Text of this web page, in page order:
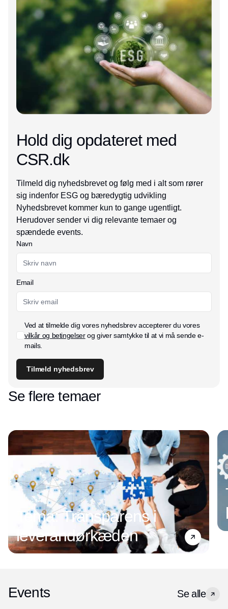
Hold dig opdateret med
CSR.dk
Tilmeld dig nyhedsbrevet og følg med i alt som rører
sig indenfor ESG og bæredygtig udvikling
Nyhedsbrevet kommer kun to gange ugentligt.
Herudover sender vi dig relevante temaer og
spændede events.
Navn
Email
Ved at tilmelde dig vores nyhedsbrev accepterer du vores
vilkår og betingelserog giver samtykke til at vi må sende e-
mails.
Tilmeld nyhedsbrev
Se flere temaer
Tema: Transparens i
leverandørkæden
Events Se alle